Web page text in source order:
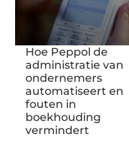
Hoe Peppol de
administratie van
ondernemers
automatiseert en
fouten in
boekhouding
vermindert